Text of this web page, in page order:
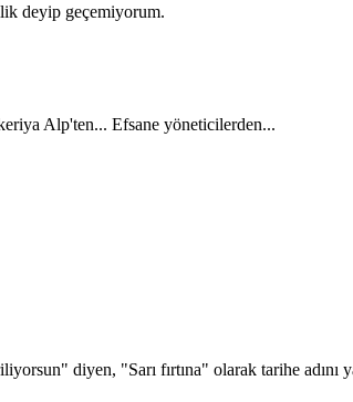
deyip geçemiyorum.
Alp'ten... Efsane yöneticilerden...
diyen, "Sarı fırtına" olarak tarihe adını